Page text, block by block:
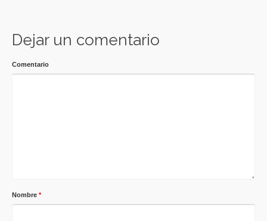
Dejar un comentario
Comentario
Nombre *